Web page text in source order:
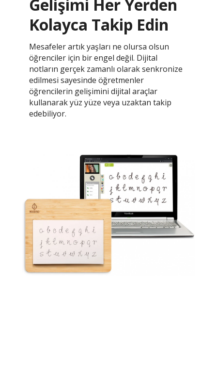
Gelişimi Her Yerden
Kolayca Takip Edin
Mesafeler artık yaşları ne olursa olsun
öğrenciler için bir engel değil. Dijital
notların gerçek zamanlı olarak senkronize
edilmesi sayesinde öğretmenler
öğrencilerin gelişimini dijital araçlar
kullanarak yüz yüze veya uzaktan takip
edebiliyor.